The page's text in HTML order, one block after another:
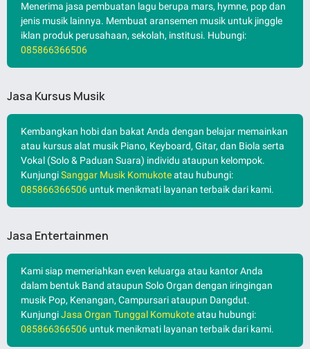
Menerima jasa pembuatan lagu berupa mars, hymne, pop dan
jenis musik lainnya. Membuat aransemen musik untuk jinggle
iklan produk perusahaan, sekolah, institusi. Hubungi:
085866366506
Jasa Kursus Musik
Kembangkan hobi dan bakat Anda dengan belajar memainkan
atau kursus alat musik Piano, Keyboard, Gitar, dan Biola serta
Vokal (Solo & Paduan Suara) individu ataupun kelompok.
KunjungiSanggar Musik Komukoteatau hubungi:
085866366506 untuk menikmati layanan terbaik dari kami.
Jasa Entertainmen
Kami siap memeriahkan even keluarga atau kantor Anda
dalam bentuk Band ataupun Solo Organ dengan iringingan
musik Pop, Kenangan, Campursari ataupun Dangdut.
KunjungiJasa Organ Tunggal Komukoteatau hubungi:
085866366506 untuk menikmati layanan terbaik dari kami.